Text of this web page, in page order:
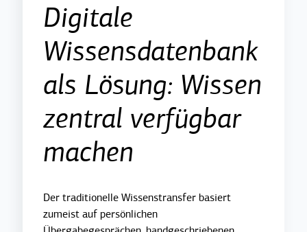
Digitale
Wissensdatenbank
als Lösung: Wissen
zentral verfügbar
machen
Der traditionelle Wissenstransfer basiert
zumeist auf persönlichen